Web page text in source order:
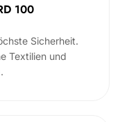
100
Sicherheit.
Textilien und